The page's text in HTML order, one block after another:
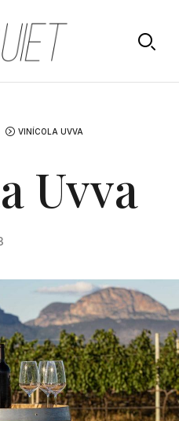
VINÍCOLA UVVA
Uvva